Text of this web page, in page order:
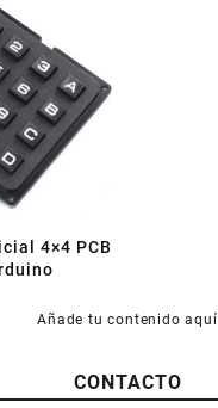
4×4 PCB
Añade tu contenido aquí
CONTACTO